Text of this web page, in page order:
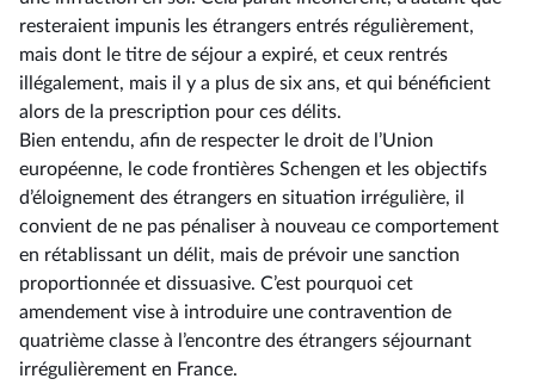
resteraient impunis les étrangers entrés régulièrement,
mais dont le titre de séjour a expiré, et ceux rentrés
illégalement, mais il y a plus de six ans, et qui bénéficient
alors de la prescription pour ces délits.
Bien entendu, afin de respecter le droit de l’Union
européenne, le code frontières Schengen et les objectifs
d’éloignement des étrangers en situation irrégulière, il
convient de ne pas pénaliser à nouveau ce comportement
en rétablissant un délit, mais de prévoir une sanction
proportionnée et dissuasive. C’est pourquoi cet
amendement vise à introduire une contravention de
quatrième classe à l’encontre des étrangers séjournant
irrégulièrement en France.